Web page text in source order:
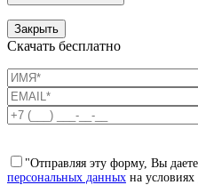
Закрыть
Скачать бесплатно
"Отправляя эту форму, Вы даете
персональных данных на условиях